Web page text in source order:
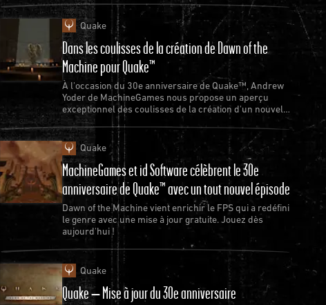
Quake
Dans les coulisses de la création de Dawn of the
Machine pour Quake™
À l'occasion du 30e anniversaire de Quake™, Andrew
Yoder de MachineGames nous propose un aperçu
exceptionnel des coulisses de la création d'un nouvel
épisode de Quake.
Quake
MachineGames et id Software célèbrent le 30e
anniversaire de Quake™ avec un tout nouvel épisode
Dawn of the Machine vient enrichir le FPS qui a redéfini
le genre avec une mise à jour gratuite. Jouez dès
aujourd'hui !
Quake
Quake – Mise à jour du 30e anniversaire